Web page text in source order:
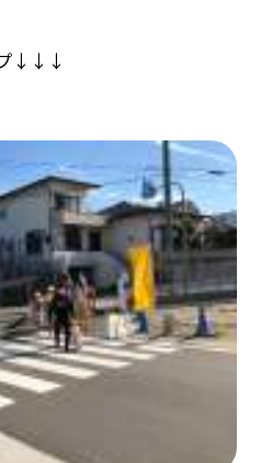
プ↓↓↓